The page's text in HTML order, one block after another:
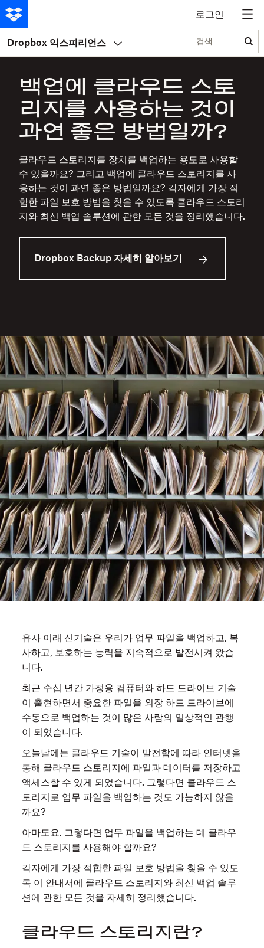
로그인
Dropbox 익스피리언스 검색
백업에 클라우드 스토
리지를 사용하는 것이
과연 좋은 방법일까?
클라우드 스토리지를 장치를 백업하는 용도로 사용할
수 있을까요? 그리고 백업에 클라우드 스토리지를 사
용하는 것이 과연 좋은 방법일까요? 각자에게 가장 적
합한 파일 보호 방법을 찾을 수 있도록 클라우드 스토리
지와 최신 백업 솔루션에 관한 모든 것을 정리했습니다.
Dropbox Backup 자세히 알아보기
유사 이래 신기술은 우리가 업무 파일을 백업하고, 복
사하고, 보호하는 능력을 지속적으로 발전시켜 왔습
니다.
최근 수십 년간 가정용 컴퓨터와하드 드라이브 기술
이 출현하면서 중요한 파일을 외장 하드 드라이브에
수동으로 백업하는 것이 많은 사람의 일상적인 관행
이 되었습니다.
오늘날에는 클라우드 기술이 발전함에 따라 인터넷을
통해 클라우드 스토리지에 파일과 데이터를 저장하고
액세스할 수 있게 되었습니다. 그렇다면 클라우드 스
토리지로 업무 파일을 백업하는 것도 가능하지 않을
까요?
아마도요. 그렇다면 업무 파일을 백업하는 데 클라우
드 스토리지를 사용해야 할까요?
각자에게 가장 적합한 파일 보호 방법을 찾을 수 있도
록 이 안내서에 클라우드 스토리지와 최신 백업 솔루
션에 관한 모든 것을 자세히 정리했습니다.
클라우드 스토리지란?